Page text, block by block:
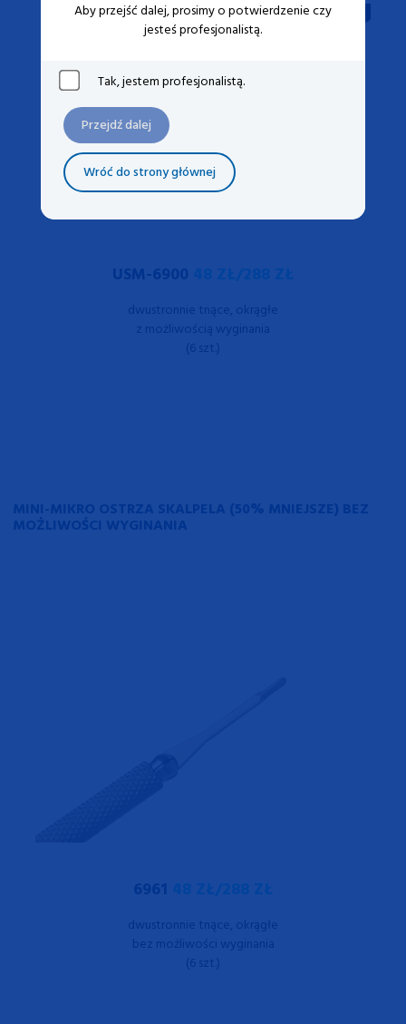
USM-6900 48 ZŁ/288 ZŁ
dwustronnie tnące, okrągłe
z możliwością wyginania
(6 szt.)
MINI-MIKRO OSTRZA SKALPELA (50% MNIEJSZE) BEZ
MOŻLIWOŚCI WYGINANIA
6961 48 ZŁ/288 ZŁ
dwustronnie tnące, okrągłe
bez możliwości wyginania
(6 szt.)
Aby przejść dalej, prosimy o potwierdzenie czy
jesteś profesjonalistą.
Tak, jestem profesjonalistą.
Przejdź dalej
Wróć do strony głównej